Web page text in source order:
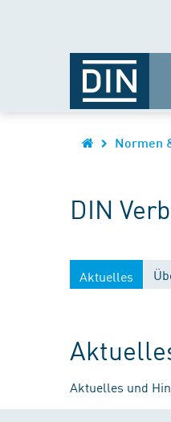
Normen
DIN
Aktuelles
Aktuelles und